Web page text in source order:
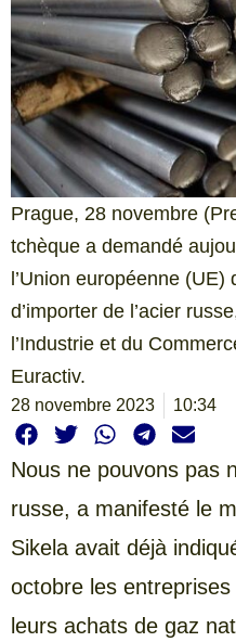
Prague, 28 novembre
tchèque a demandé
l’Union européenne (UE)
d’importer de l’acier
l’Industrie et du
Euractiv.
28 novembre 2023 10:34
Nous ne pouvons pas
russe, a manifesté le
Sikela avait déjà
octobre les
leurs achats de gaz